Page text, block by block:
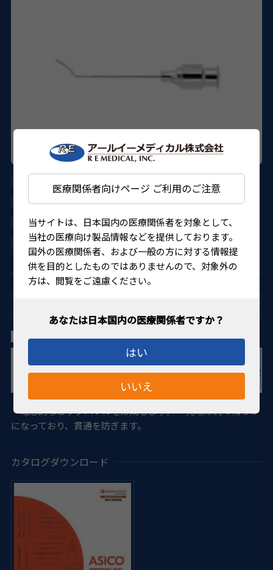
医療関係者向けページ ご利用のご注意
当サイトは、日本国内の医療関係者を対象として、
当社の医療向け製品情報などを提供しております。
国外の医療関係者、および一般の方に対する情報提
供を目的としたものではありませんので、対象外の
方は、閲覧をご遠慮ください。
はい
いいえ
AE-7803
ASICO
27B1X000017803KT
4562150824968
タン氏 DALKカニューレ 27G
・理想的なビッグバブルを形成します。 ・先端は鈍で滑らか
になっており、貫通を防ぎます。
カタログダウンロード